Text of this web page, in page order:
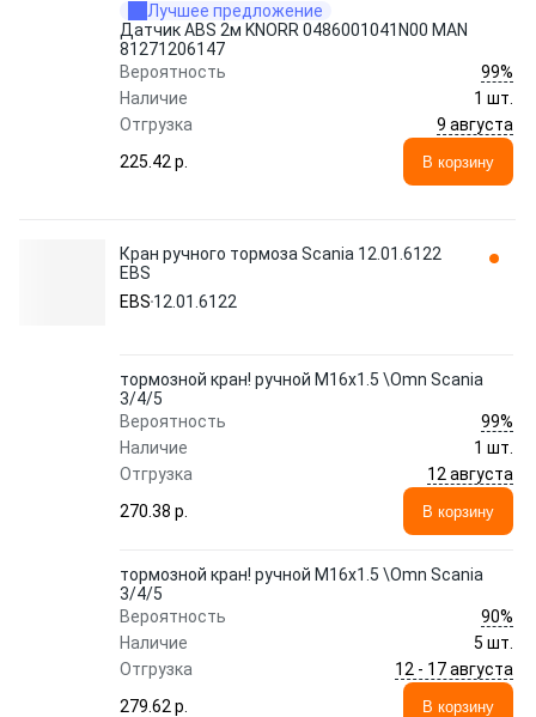
Лучшее предложение
Датчик ABS 2м KNORR 0486001041N00 MAN
81271206147
Вероятность
99%
Наличие
1 шт.
Отгрузка
9 августа
225.42 p.
В корзину
Кран ручного тормоза Scania 12.01.6122
EBS
EBS 12.01.6122
тормозной кран! ручной M16x1.5 \Omn Scania
3/4/5
Вероятность
99%
Наличие
1 шт.
Отгрузка
12 августа
270.38 p.
В корзину
тормозной кран! ручной M16x1.5 \Omn Scania
3/4/5
Вероятность
90%
Наличие
5 шт.
Отгрузка
12 - 17 августа
279.62 p.
В корзину